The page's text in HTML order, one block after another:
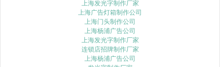
上海发光字制作厂家
上海广告灯箱制作公司
上海门头制作公司
上海杨浦广告公司
上海发光字制作厂家
连锁店招牌制作厂家
上海杨浦广告公司